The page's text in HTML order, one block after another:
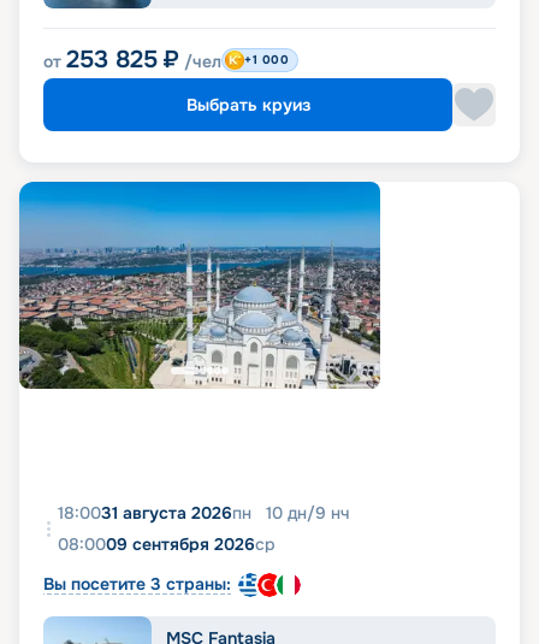
от 253 825 ₽ /чел +1 000
Выбрать круиз
18:0031 августа 2026пн 10 дн/9 нч
08:0009 сентября 2026ср
Вы посетите 3 страны:
MSC Fantasia